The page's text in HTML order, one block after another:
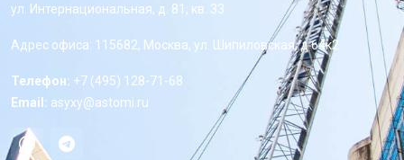
ул. Интернациональная, д. 81, кв. 33
Адрес офиса: 115682, Москва, ул. Шипиловская, д 64к2
Телефон: +7 (495) 128-71-68
Email: asyxy@astomi.ru